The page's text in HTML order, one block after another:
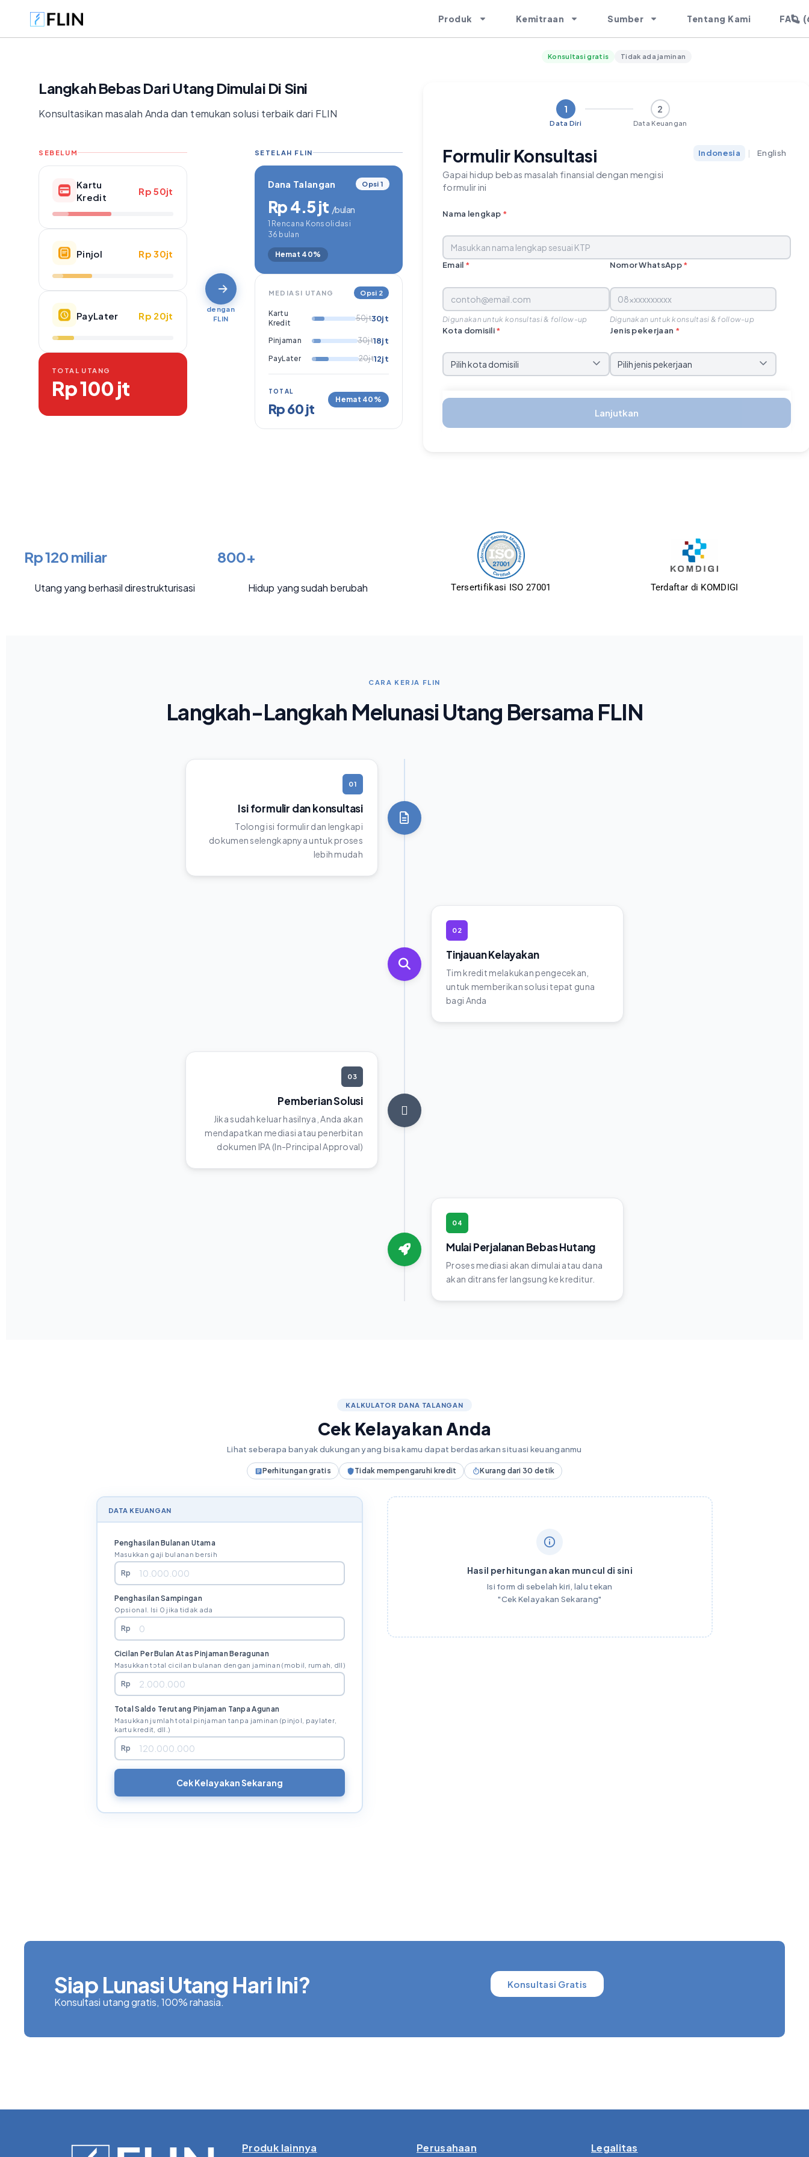
Produk Kemitraan Sumber Tentang Kami FAQ
Langkah Bebas Dari Utang Dimulai Di Sini
Konsultasikan masalah Anda dan temukan solusi terbaik dari FLIN
SEBELUM
Kartu
Kredit
Rp 50jt
Pinjol Rp 30jt
PayLater Rp 20jt
TOTAL UTANG
Rp 100 jt
dengan
FLIN
SETELAH FLIN
Dana Talangan Opsi 1
Rp 4.5 jt /bulan
1 Rencana Konsolidasi
36 bulan
Hemat 40%
MEDIASI UTANG Opsi 2
Kartu
Kredit
50jt30jt
Pinjaman 30jt18jt
PayLater 20jt12jt
TOTAL
Rp 60 jt
Hemat 40%
Konsultasi gratis Tidak ada jaminan
1
Data Diri
2
Data Keuangan
Formulir Konsultasi
Gapai hidup bebas masalah finansial dengan mengisi
formulir ini
Indonesia | English
Nama lengkap *
Email *
Digunakan untuk konsultasi & follow-up
Nomor WhatsApp*
Digunakan untuk konsultasi & follow-up
Kota domisili* Jenis pekerjaan *
Lanjutkan
Rp 120 miliar
Utang yang berhasil direstrukturisasi
800+
Hidup yang sudah berubah Tersertifikasi ISO 27001 Terdaftar di KOMDIGI
CARA KERJA FLIN
Langkah-Langkah Melunasi Utang Bersama FLIN
01
Isi formulir dan konsultasi
Tolong isi formulir dan lengkapi
dokumen selengkapnya untuk proses
lebih mudah
02
Tinjauan Kelayakan
Tim kredit melakukan pengecekan,
untuk memberikan solusi tepat guna
bagi Anda
03
Pemberian Solusi
Jika sudah keluar hasilnya, Anda akan
mendapatkan mediasi atau penerbitan
dokumen IPA (In-Principal Approval)
04
Mulai Perjalanan Bebas Hutang
Proses mediasi akan dimulai atau dana
akan ditransfer langsung ke kreditur.
KALKULATOR DANA TALANGAN
Cek Kelayakan Anda
Lihat seberapa banyak dukungan yang bisa kamu dapat berdasarkan situasi keuanganmu
Perhitungan gratis Tidak mempengaruhi kredit Kurang dari 30 detik
DATA KEUANGAN
Penghasilan Bulanan Utama
Masukkan gaji bulanan bersih
Rp
Penghasilan Sampingan
Opsional. Isi 0 jika tidak ada
Rp
Cicilan Per Bulan Atas Pinjaman Beragunan
Masukkan total cicilan bulanan dengan jaminan (mobil, rumah, dll)
Rp
Total Saldo Terutang Pinjaman Tanpa Agunan
Masukkan jumlah total pinjaman tanpa jaminan (pinjol, paylater,
kartu kredit, dll.)
Rp
Cek Kelayakan Sekarang
Hasil perhitungan akan muncul di sini
Isi form di sebelah kiri, lalu tekan
"Cek Kelayakan Sekarang"
Siap Lunasi Utang Hari Ini?
Konsultasi utang gratis, 100% rahasia.
Konsultasi Gratis
Produk lainnya Perusahaan Legalitas